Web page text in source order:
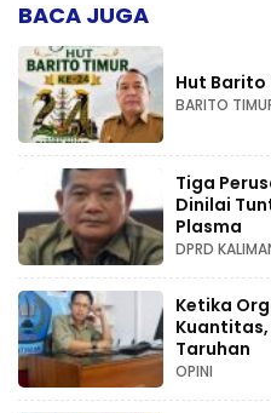
BACA JUGA
Hut Barito
BARITO
Tiga
Dinilai
Plasma
DPRD
Ketika
Taruhan
OPINI